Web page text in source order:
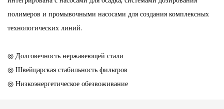
полимеров и промывочными насосами для создания комплексных
технологических линий.
◎ Долговечность нержавеющей стали
◎ Швейцарская стабильность фильтров
◎ Низкоэнергетическое обезвоживание